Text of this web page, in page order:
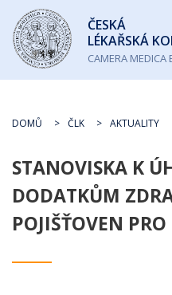
Česká
lékařská
komora
ČESKÁ
LÉKAŘSKÁ
CAMERA MEDICA
DOMŮ ČLK AKTUALITY
STANOVISKA K
DODATKŮM
POJIŠŤOVEN